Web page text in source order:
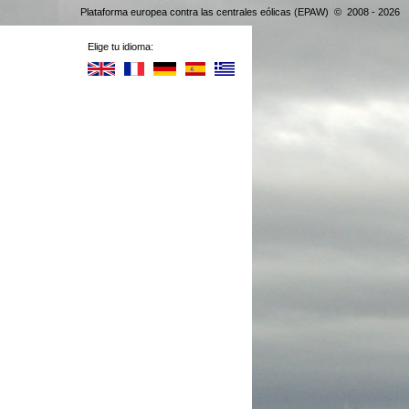
Elige tu idioma:
Plataforma europea contra las centrales eólicas (EPAW) © 2008 - 2026